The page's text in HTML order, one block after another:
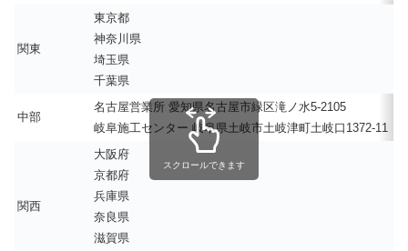
関東
東京都
神奈川県
埼玉県
千葉県
中部
名古屋営業所 愛知県名古屋市緑区滝ノ水5-2105
岐阜施工センター 岐阜県土岐市土岐津町土岐口1372-11
関西
大阪府
京都府
兵庫県
奈良県
滋賀県
スクロールできます